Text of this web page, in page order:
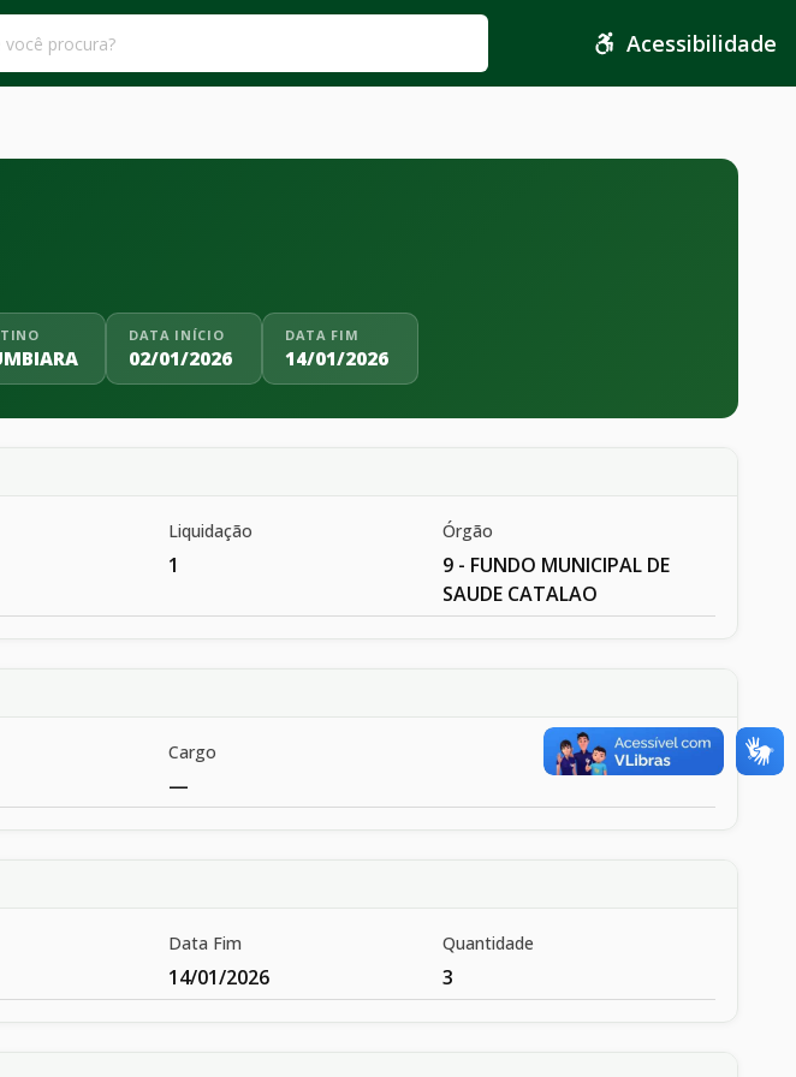
Acessibilidade
DATA INÍCIO
02/01/2026
DATA FIM
14/01/2026
Liquidação
1
Órgão
9 - FUNDO MUNICIPAL DE
SAUDE CATALAO
Cargo
—
Data Fim
14/01/2026
Quantidade
3